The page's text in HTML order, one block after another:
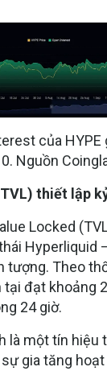
của
Nguồn
thiết lập
Locked
Hyperliquid
tượng. Theo
tại đạt khoảng
24 giờ.
là một tín hiệu
gia tăng